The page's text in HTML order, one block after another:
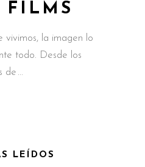
FILMS
vivimos, la imagen lo
todo. Desde los
de
LEÍDOS